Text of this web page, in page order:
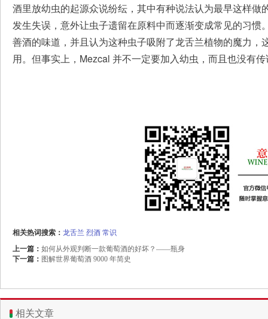
酒里放幼虫的起源众说纷纭，其中有种说法认为最早这样做
发生失误，意外让虫子遗留在原料中而逐渐变成常见的习惯
善酒的味道，并且认为这种虫子吸附了龙舌兰植物的魔力，
用。但事实上，Mezcal 并不一定要加入幼虫，而且也没有
相关热词搜索： 龙舌兰 烈酒 常识
上一篇： 如何从外观判断一款葡萄酒的好坏？——瓶身
下一篇： 图解世界葡萄酒 9000 年简史
相关文章